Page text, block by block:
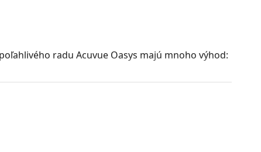
radu Acuvue Oasys majú mnoho výhod:
rozptyl svetla.